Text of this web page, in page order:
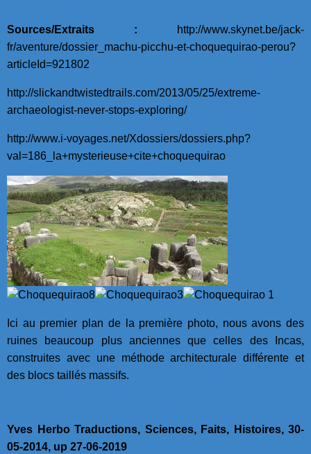
Sources/Extraits :
http://www.skynet.be/jack-
fr/aventure/dossier_machu-picchu-et-choquequirao-perou?
articleId=921802
http://slickandtwistedtrails.com/2013/05/25/extreme-
archaeologist-never-stops-exploring/
http://www.i-voyages.net/Xdossiers/dossiers.php?
val=186_la+mysterieuse+cite+choquequirao
Ici au premier plan de la première photo, nous avons des
ruines beaucoup plus anciennes que celles des Incas,
construites avec une méthode architecturale différente et
des blocs taillés massifs.
Yves Herbo Traductions, Sciences, Faits, Histoires, 30-
05-2014, up 27-06-2019